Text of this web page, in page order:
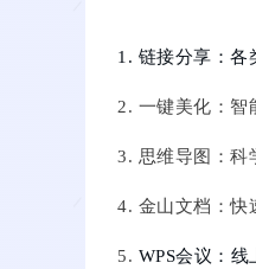
1. 链接分享：各
2. 一键美化：智
3. 思维导图：科
4. 金山文档：快
5. WPS会议：